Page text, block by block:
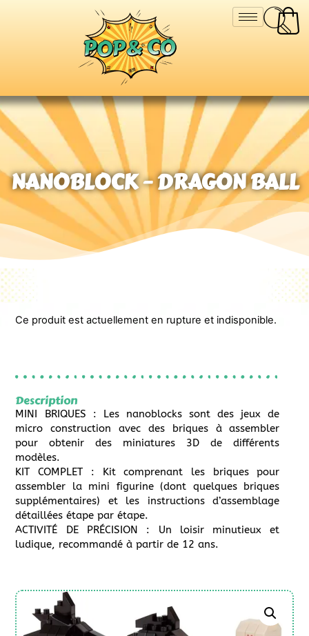
NANOBLOCK – DRAGON BALL
Ce produit est actuellement en rupture et indisponible.
Description
MINI BRIQUES : Les nanoblocks sont des jeux de
micro construction avec des briques à assembler
pour obtenir des miniatures 3D de différents
modèles.
KIT COMPLET : Kit comprenant les briques pour
assembler la mini figurine (dont quelques briques
supplémentaires) et les instructions d’assemblage
détaillées étape par étape.
ACTIVITÉ DE PRÉCISION : Un loisir minutieux et
ludique, recommandé à partir de 12 ans.